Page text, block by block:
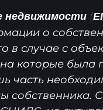
недвижимости
о
в случае с
которые была
часть
собственника.